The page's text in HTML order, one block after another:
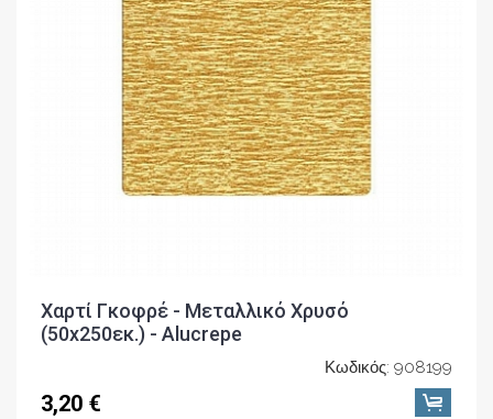
Χαρτί Γκοφρέ - Μεταλλικό Χρυσό
(50x250εκ.) - Alucrepe
Κωδικός: 908199
3,20 €